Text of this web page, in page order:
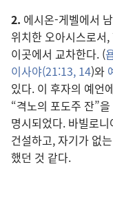
2. 에시온-게벨에서
위치한 오아시스로서
이곳에서 교차한다. (
이사야(21:13, 14)와
있다. 이 후자의 예언
“격노의 포도주 잔”
명시되었다. 바빌로
건설하고, 자기가 없
했던 것 같다.